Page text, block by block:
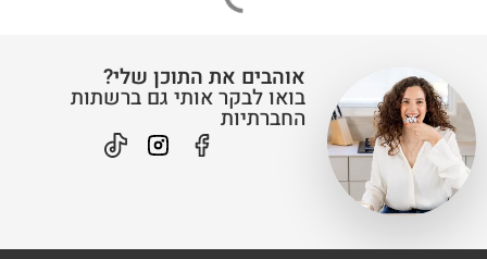
חצי שעה
בורקס פילו פטריות משפחתי